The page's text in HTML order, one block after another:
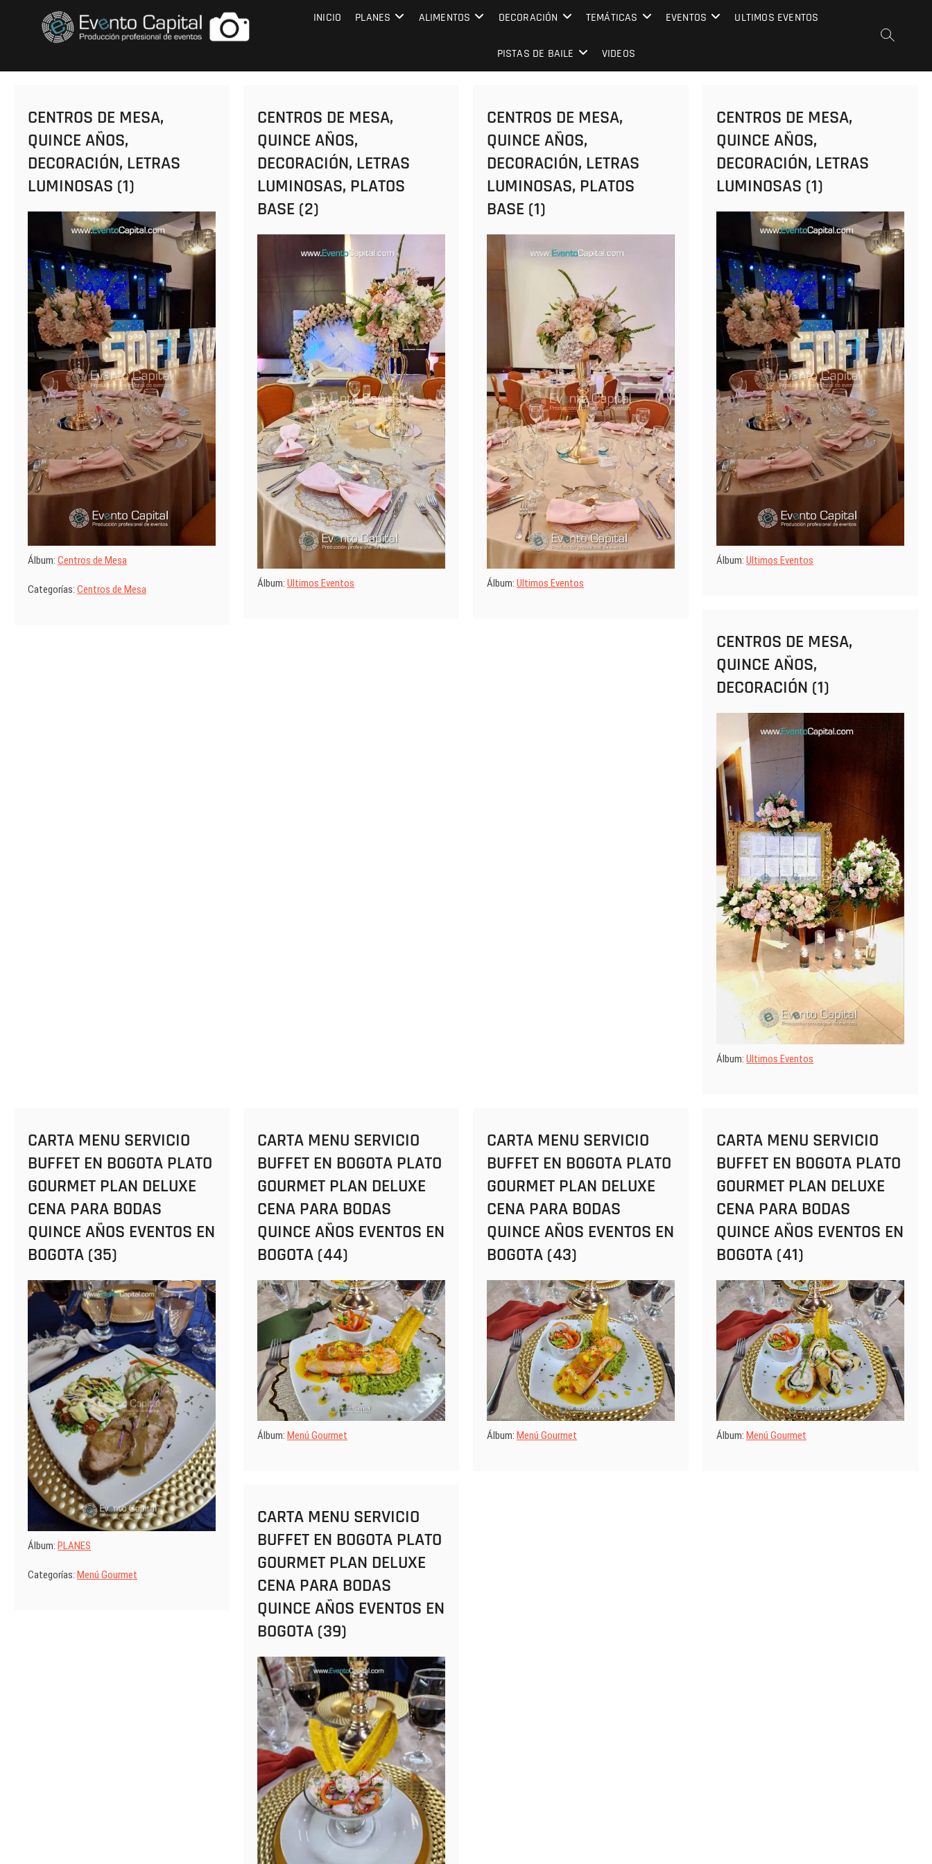
FOTOS GRUPO EMPRESARIAL EVENTO CAPITAL
INICIO PLANES ALIMENTOS DECORACIÓN TEMÁTICAS EVENTOS ULTIMOS EVENTOS
PISTAS DE BAILE VIDEOS
CENTROS DE MESA,
QUINCE AÑOS,
DECORACIÓN, LETRAS
LUMINOSAS (1)
Álbum: Centros de Mesa
Categorías: Centros de Mesa
CENTROS DE MESA,
QUINCE AÑOS,
DECORACIÓN, LETRAS
LUMINOSAS, PLATOS
BASE (2)
Álbum: Ultimos Eventos
CENTROS DE MESA,
QUINCE AÑOS,
DECORACIÓN, LETRAS
LUMINOSAS, PLATOS
BASE (1)
Álbum: Ultimos Eventos
CENTROS DE MESA,
QUINCE AÑOS,
DECORACIÓN, LETRAS
LUMINOSAS (1)
Álbum: Ultimos Eventos
CENTROS DE MESA,
QUINCE AÑOS,
DECORACIÓN (1)
Álbum: Ultimos Eventos
CARTA MENU SERVICIO
BUFFET EN BOGOTA PLATO
GOURMET PLAN DELUXE
CENA PARA BODAS
QUINCE AÑOS EVENTOS EN
BOGOTA (35)
Álbum: PLANES
Categorías: Menú Gourmet
CARTA MENU SERVICIO
BUFFET EN BOGOTA PLATO
GOURMET PLAN DELUXE
CENA PARA BODAS
QUINCE AÑOS EVENTOS EN
BOGOTA (44)
Álbum: Menú Gourmet
CARTA MENU SERVICIO
BUFFET EN BOGOTA PLATO
GOURMET PLAN DELUXE
CENA PARA BODAS
QUINCE AÑOS EVENTOS EN
BOGOTA (43)
Álbum: Menú Gourmet
CARTA MENU SERVICIO
BUFFET EN BOGOTA PLATO
GOURMET PLAN DELUXE
CENA PARA BODAS
QUINCE AÑOS EVENTOS EN
BOGOTA (41)
Álbum: Menú Gourmet
CARTA MENU SERVICIO
BUFFET EN BOGOTA PLATO
GOURMET PLAN DELUXE
CENA PARA BODAS
QUINCE AÑOS EVENTOS EN
BOGOTA (39)